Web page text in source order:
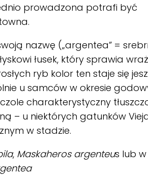
prowadzona potrafi być
nazwę („argentea” =
łusek, który sprawia
ryb kolor ten staje się
u samców w okresie
charakterystyczny
– u niektórych gatunków
w stadzie.
, Maskaheros argenteus lub